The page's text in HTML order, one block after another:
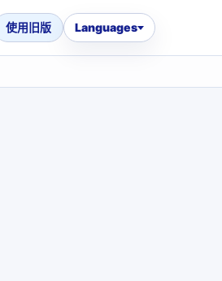
使用旧版 Languages